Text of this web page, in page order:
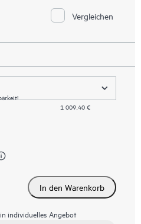
Vergleichen
1 009,40 €
In den Warenkorb
individuelles Angebot